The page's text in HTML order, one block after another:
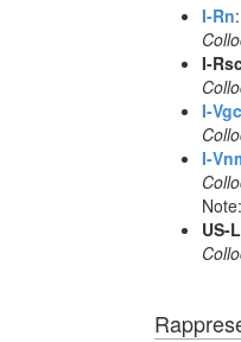
I-Rn
I-
I-Vgc
I-
US-